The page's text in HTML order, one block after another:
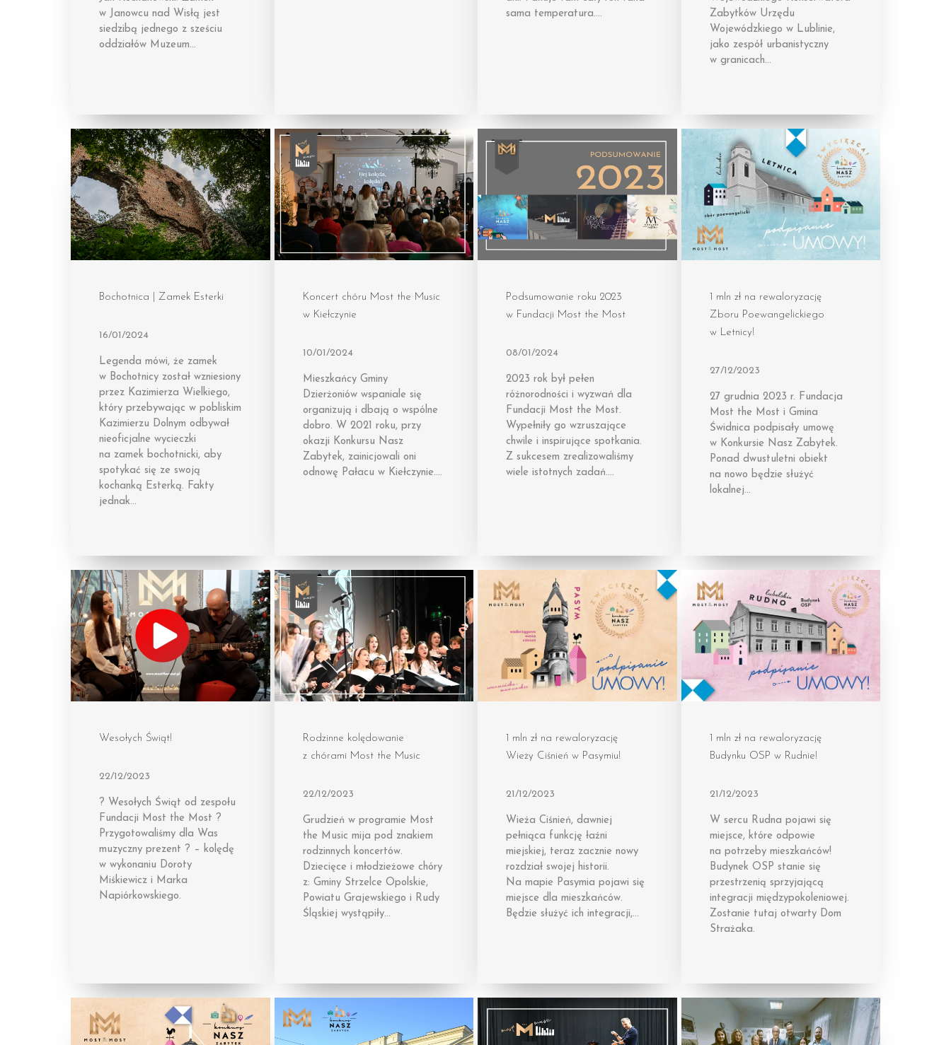
w Janowcu nad Wisłą jest
siedzibą jednego z sześciu
oddziałów Muzeum…
sama temperatura….
Zabytków Urzędu
Wojewódzkiego w Lublinie,
jako zespół urbanistyczny
w granicach…
Bochotnica | Zamek Esterki
16/01/2024
Legenda mówi, że zamek
w Bochotnicy został wzniesiony
przez Kazimierza Wielkiego,
który przebywając w pobliskim
Kazimierzu Dolnym odbywał
nieoficjalne wycieczki
na zamek bochotnicki, aby
spotykać się ze swoją
kochanką Esterką. Fakty
jednak…
Koncert chóru Most the Music
w Kiełczynie
10/01/2024
Mieszkańcy Gminy
Dzierżoniów wspaniale się
organizują i dbają o wspólne
dobro. W 2021 roku, przy
okazji Konkursu Nasz
Zabytek, zainicjowali oni
odnowę Pałacu w Kiełczynie….
Podsumowanie roku 2023
w Fundacji Most the Most
08/01/2024
2023 rok był pełen
różnorodności i wyzwań dla
Fundacji Most the Most.
Wypełniły go wzruszające
chwile i inspirujące spotkania.
Z sukcesem zrealizowaliśmy
wiele istotnych zadań….
1 mln zł na rewaloryzację
Zboru Poewangelickiego
w Letnicy!
27/12/2023
27 grudnia 2023 r. Fundacja
Most the Most i Gmina
Świdnica podpisały umowę
w Konkursie Nasz Zabytek.
Ponad dwustuletni obiekt
na nowo będzie służyć
lokalnej…
Wesołych Świąt!
22/12/2023
? Wesołych Świąt od zespołu
Fundacji Most the Most ?
Przygotowaliśmy dla Was
muzyczny prezent ? – kolędę
w wykonaniu Doroty
Miśkiewicz i Marka
Napiórkowskiego.
Rodzinne kolędowanie
z chórami Most the Music
22/12/2023
Grudzień w programie Most
the Music mija pod znakiem
rodzinnych koncertów.
Dziecięce i młodzieżowe chóry
z: Gminy Strzelce Opolskie,
Powiatu Grajewskiego i Rudy
Śląskiej wystąpiły…
1 mln zł na rewaloryzację
Wieży Ciśnień w Pasymiu!
21/12/2023
Wieża Ciśnień, dawniej
pełniąca funkcję łaźni
miejskiej, teraz zacznie nowy
rozdział swojej historii.
Na mapie Pasymia pojawi się
miejsce dla mieszkańców.
Będzie służyć ich integracji,…
1 mln zł na rewaloryzację
Budynku OSP w Rudnie!
21/12/2023
W sercu Rudna pojawi się
miejsce, które odpowie
na potrzeby mieszkańców!
Budynek OSP stanie się
przestrzenią sprzyjającą
integracji międzypokoleniowej.
Zostanie tutaj otwarty Dom
Strażaka.